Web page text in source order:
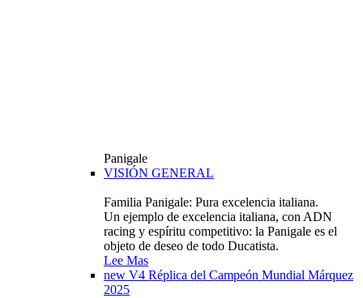
Panigale
VISIÓN GENERAL
Familia Panigale: Pura excelencia italiana.
Un ejemplo de excelencia italiana, con ADN
racing y espíritu competitivo: la Panigale es el
objeto de deseo de todo Ducatista.
Lee Mas
new V4 Réplica del Campeón Mundial Márquez
2025